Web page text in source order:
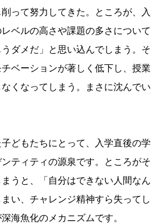
って努力してきた。ところが、入
ベルの高さや課題の多さについて
ダメだ」と思い込んでしまう。そ
ベーションが著しく低下し、授業
くなってしまう。まさに沈んでい
どもたちにとって、入学直後の学
ティティの源泉です。ところがそ
うと、「自分はできない人間なん
い、チャレンジ精神すら失ってし
海魚化のメカニズムです。